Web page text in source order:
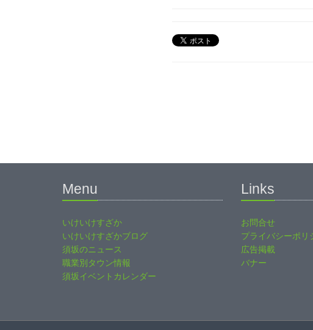
Menu
いけいけすざか
いけいけすざかブログ
須坂のニュース
職業別タウン情報
須坂イベントカレンダー
Links
お問合せ
プライバシーポリ
広告掲載
バナー